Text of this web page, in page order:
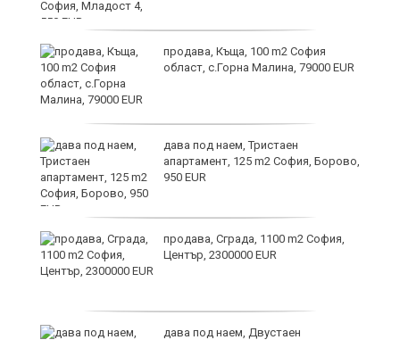
продава, Къща, 100 m2 София
област, с.Горна Малина, 79000 EUR
дава под наем, Тристаен
апартамент, 125 m2 София, Борово,
950 EUR
продава, Сграда, 1100 m2 София,
Център, 2300000 EUR
дава под наем, Двустаен